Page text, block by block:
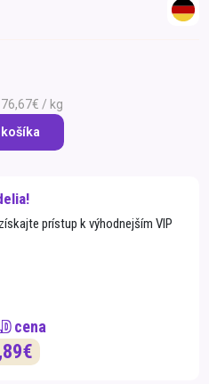
76,67€ / kg
prístup k výhodnejším VIP
cena